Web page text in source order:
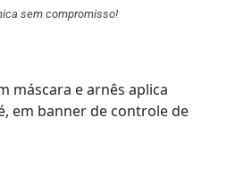
sem compromisso!